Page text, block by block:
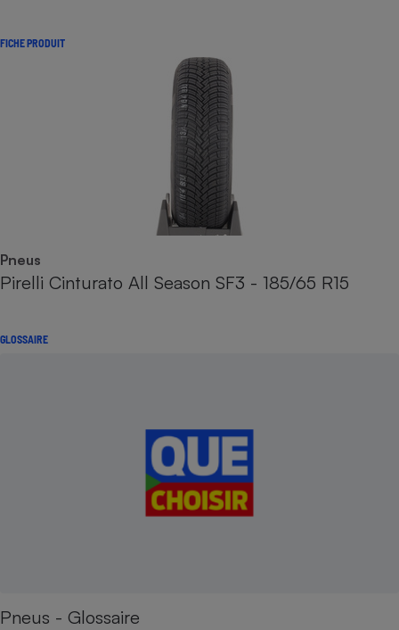
FICHE PRODUIT
Pneus
Pirelli Cinturato All Season SF3 - 185/65 R15
GLOSSAIRE
Pneus - Glossaire